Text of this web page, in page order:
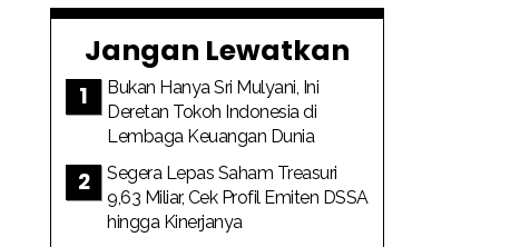
Jangan Lewatkan
Bukan Hanya Sri Mulyani, Ini
Deretan Tokoh Indonesia di
Lembaga Keuangan Dunia
Segera Lepas Saham Treasuri
9,63 Miliar, Cek Profil Emiten DSSA
hingga Kinerjanya